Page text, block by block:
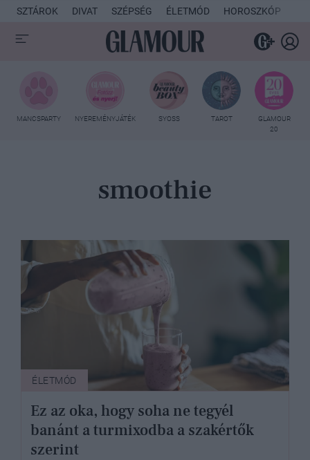
SZTÁROK DIVAT SZÉPSÉG ÉLETMÓD HOROSZKÓP
MANCSPARTY NYEREMÉNYJÁTÉK SYOSS TAROT
GLAMOUR
20
smoothie
ÉLETMÓD
Ez az oka, hogy soha ne tegyél
banánt a turmixodba a szakértők
szerint